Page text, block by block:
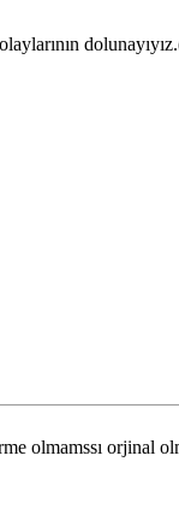
olmamssı orjinal